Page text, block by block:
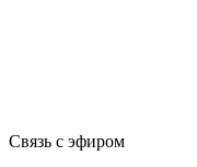
Связь с эфиром